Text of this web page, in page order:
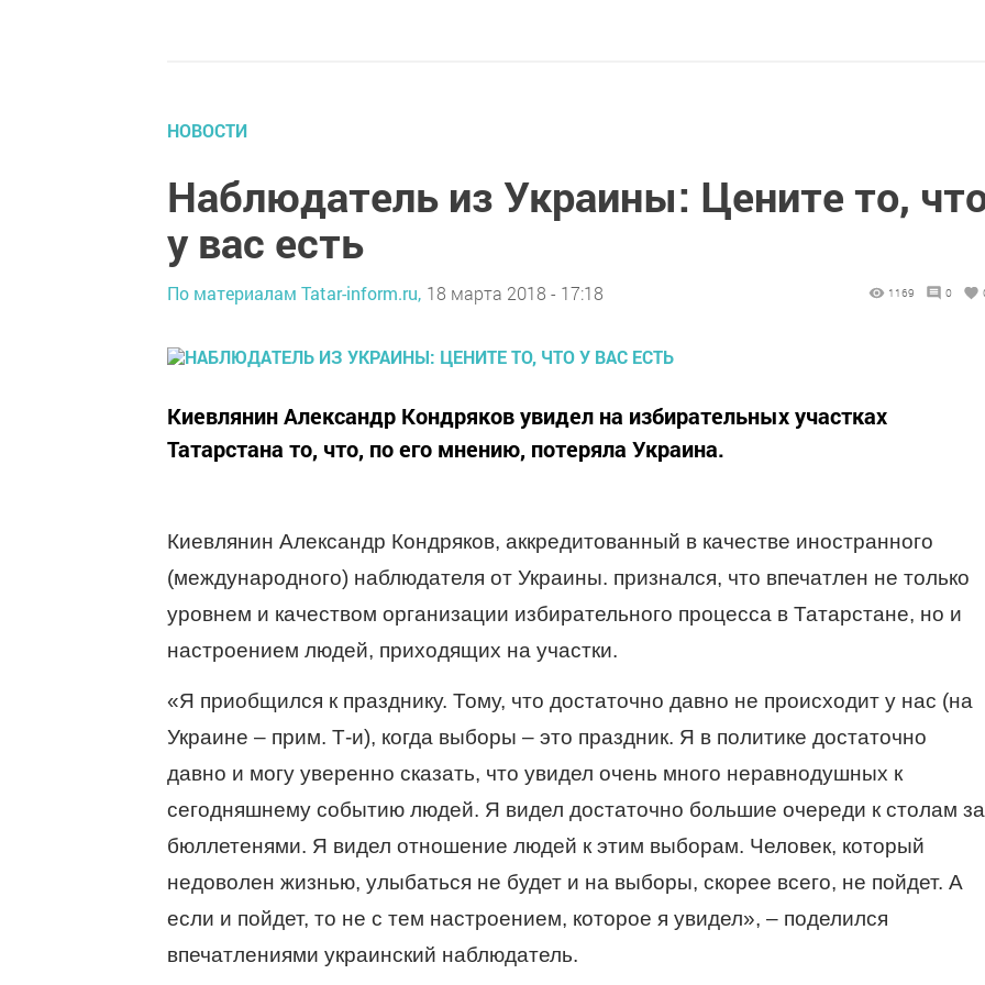
НОВОСТИ
Наблюдатель из Украины: Цените то,
у вас есть
По материалам Tatar-inform.ru, 18 марта 2018 - 17:18 1169 0
Киевлянин Александр Кондряков увидел на избирательных участках
Татарстана то, что, по его мнению, потеряла Украина.
Киевлянин Александр Кондряков, аккредитованный в качестве иностранного
(международного) наблюдателя от Украины. признался, что впечатлен не только
уровнем и качеством организации избирательного процесса в Татарстане, но и
настроением людей, приходящих на участки.
«Я приобщился к празднику. Тому, что достаточно давно не происходит у нас (на
Украине – прим. Т-и), когда выборы – это праздник. Я в политике достаточно
давно и могу уверенно сказать, что увидел очень много неравнодушных к
сегодняшнему событию людей. Я видел достаточно большие очереди к столам за
бюллетенями. Я видел отношение людей к этим выборам. Человек, который
недоволен жизнью, улыбаться не будет и на выборы, скорее всего, не пойдет. А
если и пойдет, то не с тем настроением, которое я увидел», – поделился
впечатлениями украинский наблюдатель.